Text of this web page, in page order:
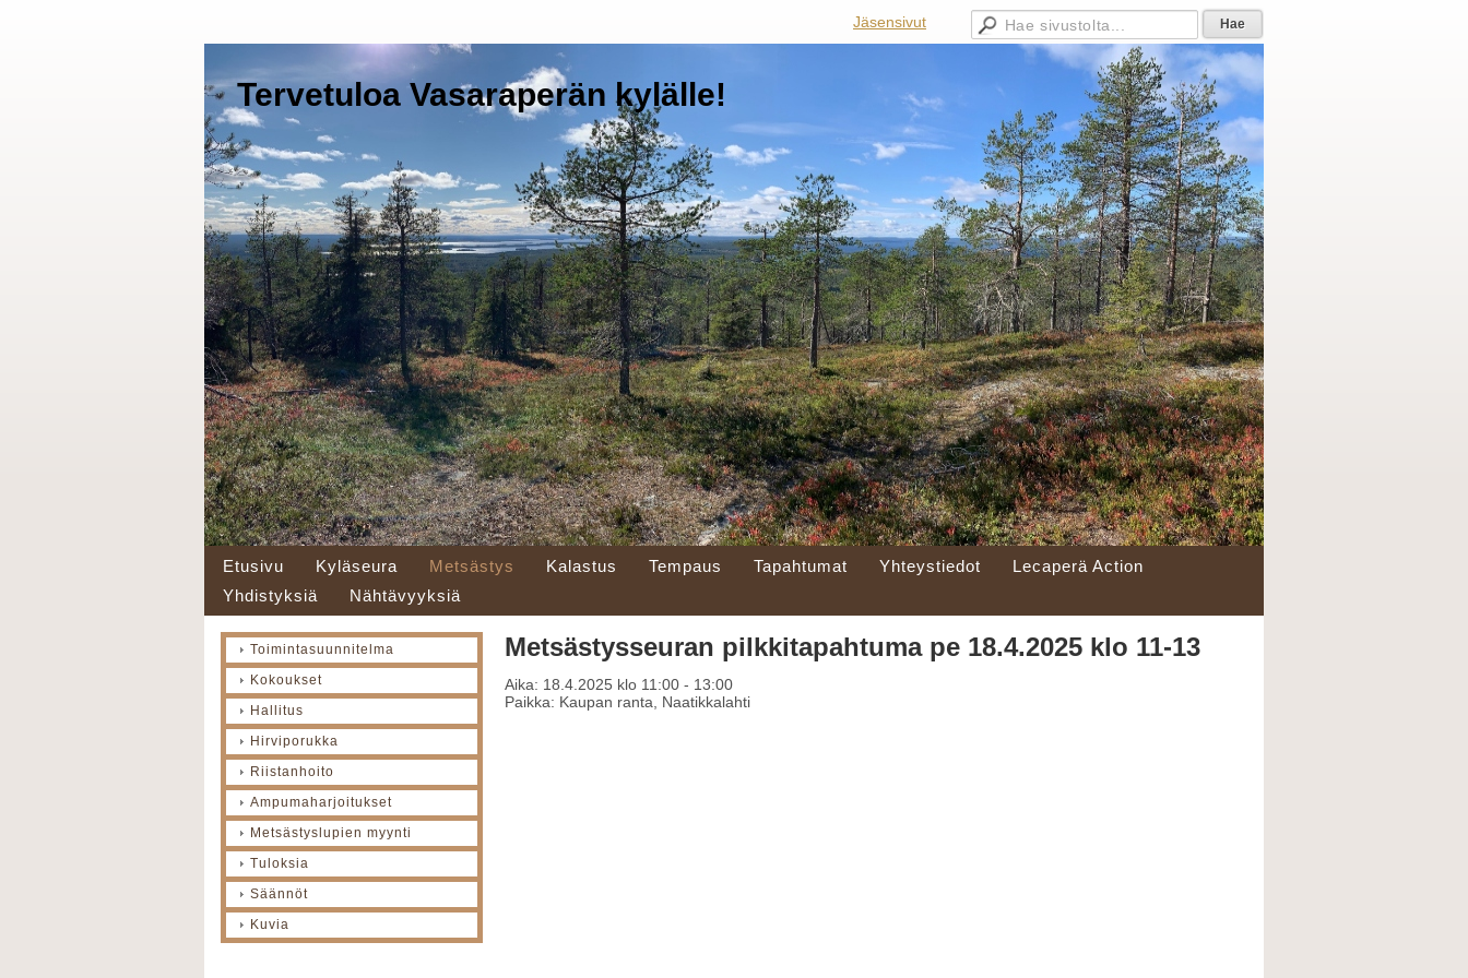
Jäsensivut
Tervetuloa Vasaraperän kylälle!
Etusivu Kyläseura Metsästys Kalastus Tempaus Tapahtumat Yhteystiedot
Lecaperä Action
Yhdistyksiä
Nähtävyyksiä
Metsästysseuran pilkkitapahtuma pe 18.4.2025 klo 11-13
Aika: 18.4.2025 klo 11:00 - 13:00
Paikka: Kaupan ranta, Naatikkalahti
Toimintasuunnitelma
Kokoukset
Hallitus
Hirviporukka
Riistanhoito
Ampumaharjoitukset
Metsästyslupien myynti
Tuloksia
Säännöt
Kuvia